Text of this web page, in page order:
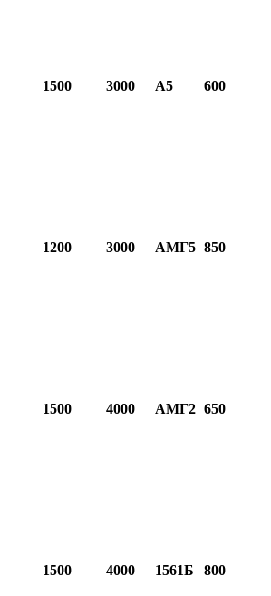
1500 3000 А5 600
1200 3000 АМГ5 850
1500 4000 АМГ2 650
1500 4000 1561Б 800